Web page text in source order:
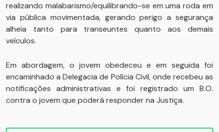
realizando malabarismo/equilibrando-se em uma roda em
via pública movimentada, gerando perigo a segurança
alheia tanto para transeuntes quanto aos demais
veículos.
Em abordagem, o jovem obedeceu e em seguida foi
encaminhado a Delegacia de Polícia Civil, onde recebeu as
notificações administrativas e foi registrado um B.O.
contra o jovem que poderá responder na Justiça.